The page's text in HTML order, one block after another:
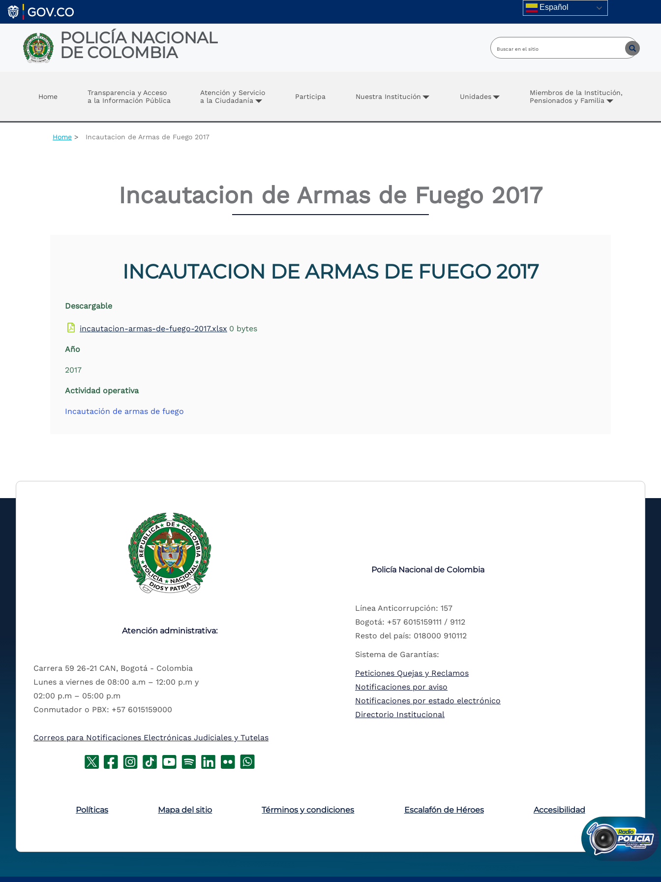
Skip to main content Español
POLICÍA NACIONAL
DE COLOMBIA
Home
Transparencia y Acceso
a la Información Pública
Atención y Servicio
a la Ciudadanía
Participa Nuestra Institución Unidades
Miembros de la Institución,
Pensionados y Familia
Home Incautacion de Armas de Fuego 2017
Incautacion de Armas de Fuego 2017
INCAUTACION DE ARMAS DE FUEGO 2017
Descargable
incautacion-armas-de-fuego-2017.xlsx 0 bytes
Año
2017
Actividad operativa
Incautación de armas de fuego
Atención administrativa:
Carrera 59 26-21 CAN, Bogotá - Colombia
Lunes a viernes de 08:00 a.m – 12:00 p.m y
02:00 p.m – 05:00 p.m
Conmutador o PBX: +57 6015159000
Correos para Notificaciones Electrónicas Judiciales y Tutelas
Policía Nacional de Colombia
Línea Anticorrupción: 157
Bogotá: +57 6015159111 / 9112
Resto del país: 018000 910112
Sistema de Garantías:
Peticiones Quejas y Reclamos
Notificaciones por aviso
Notificaciones por estado electrónico
Directorio Institucional
Políticas Mapa del sitio Términos y condiciones Escalafón de Héroes Accesibilidad